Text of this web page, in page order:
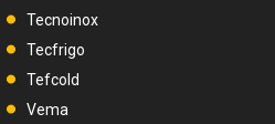
Tecnoinox
Tecfrigo
Tefcold
Vema